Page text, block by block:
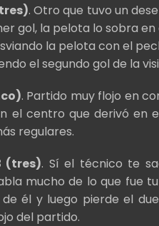
. Otro que tuvo un
gol, la pelota lo sobra
la pelota con el
el segundo gol de la
. Partido muy flojo en
el centro que derivó en
regulares.
(tres). Sí el técnico te
mucho de lo que fue
él y luego pierde el
del partido.